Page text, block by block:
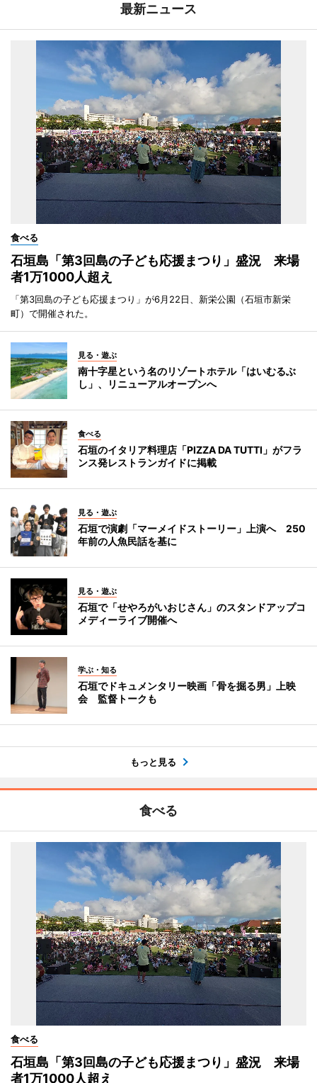
最新ニュース
食べる
石垣島「第3回島の子ども応援まつり」盛況 来場
者1万1000人超え
「第3回島の子ども応援まつり」が6月22日、新栄公園（石垣市新栄
町）で開催された。
見る・遊ぶ
南十字星という名のリゾートホテル「はいむるぶ
し」、リニューアルオープンへ
食べる
石垣のイタリア料理店「PIZZA DA TUTTI」がフラ
ンス発レストランガイドに掲載
見る・遊ぶ
石垣で演劇「マーメイドストーリー」上演へ 250
年前の人魚民話を基に
見る・遊ぶ
石垣で「せやろがいおじさん」のスタンドアップコ
メディーライブ開催へ
学ぶ・知る
石垣でドキュメンタリー映画「骨を掘る男」上映
会 監督トークも
もっと見る
食べる
食べる
石垣島「第3回島の子ども応援まつり」盛況 来場
者1万1000人超え